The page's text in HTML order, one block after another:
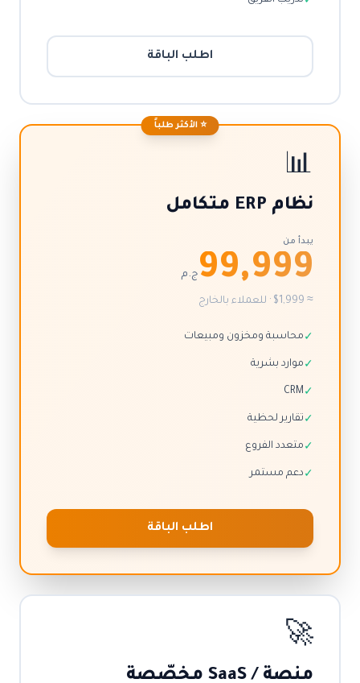
اطلب الباقة
⭐ الأكثر طلباً
📊
نظام ERP متكامل
يبدأ من
99,999 ج.م
≈ $1,999 · للعملاء بالخارج
✓ محاسبة ومخزون ومبيعات
✓ موارد بشرية
✓
CRM
✓ تقارير لحظية
✓ متعدد الفروع
✓ دعم مستمر
اطلب الباقة
🚀
منصة / SaaS مخصّصة